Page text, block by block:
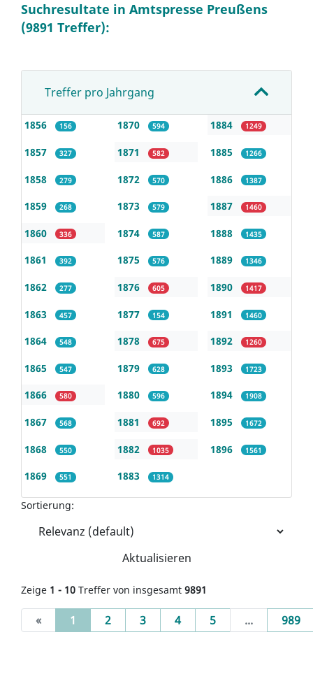
Suchresultate in Amtspresse Preußens
(9891 Treffer):
Treffer pro Jahrgang
1856 156
1857 327
1858 279
1859 268
1860 336
1861 392
1862 277
1863 457
1864 548
1865 547
1866 580
1867 568
1868 550
1869 551
1870 594
1871 582
1872 570
1873 579
1874 587
1875 576
1876 605
1877 154
1878 675
1879 628
1880 596
1881 692
1882 1035
1883 1314
1884 1249
1885 1266
1886 1387
1887 1460
1888 1435
1889 1346
1890 1417
1891 1460
1892 1260
1893 1723
1894 1908
1895 1672
1896 1561
Sortierung:
Aktualisieren
Zeige 1 - 10 Treffer von insgesamt 9891
« 1 (current)
2 3 4 5 ... 989